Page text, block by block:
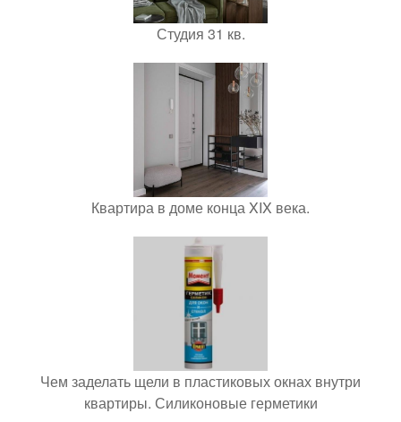
Студия 31 кв.
Квартира в доме конца XIX века.
Чем заделать щели в пластиковых окнах внутри
квартиры. Силиконовые герметики